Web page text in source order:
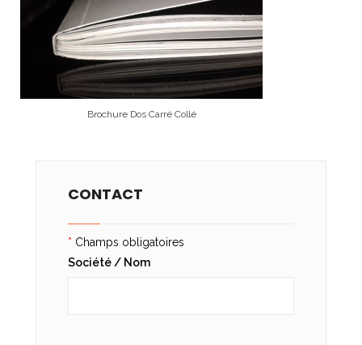
Brochure Dos Carré Collé
CONTACT
* Champs obligatoires
Société / Nom